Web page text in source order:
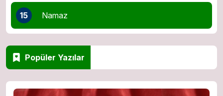
15 Namaz
Popüler Yazılar